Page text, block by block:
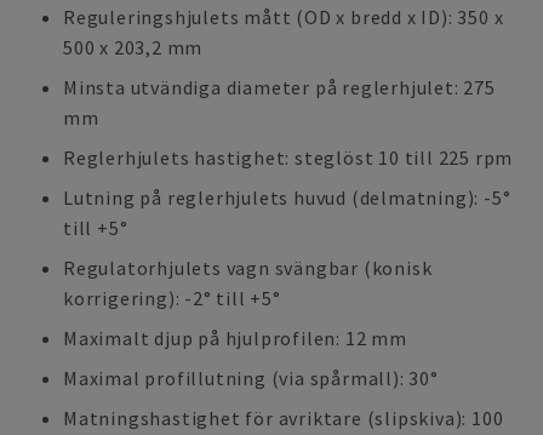
Reguleringshjulets mått (OD x bredd x ID): 350 x
500 x 203,2 mm
Minsta utvändiga diameter på reglerhjulet: 275
mm
Reglerhjulets hastighet: steglöst 10 till 225 rpm
Lutning på reglerhjulets huvud (delmatning): -5°
till +5°
Regulatorhjulets vagn svängbar (konisk
korrigering): -2° till +5°
Maximalt djup på hjulprofilen: 12 mm
Maximal profillutning (via spårmall): 30°
Matningshastighet för avriktare (slipskiva): 100